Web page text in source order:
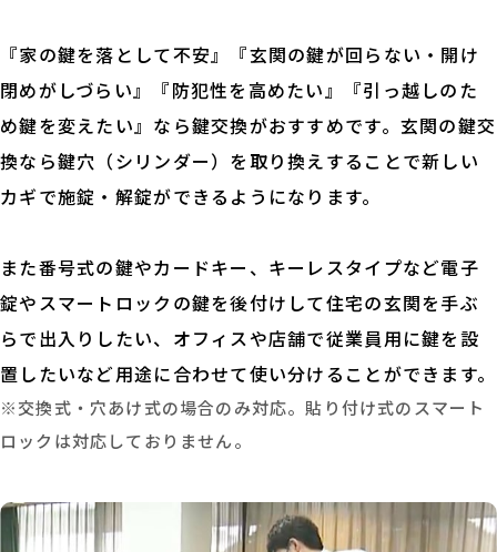
『家の鍵を落として不安』『玄関の鍵が回らない・開け
閉めがしづらい』『防犯性を高めたい』『引っ越しのた
め鍵を変えたい』なら鍵交換がおすすめです。玄関の鍵交
換なら鍵穴（シリンダー）を取り換えすることで新しい
カギで施錠・解錠ができるようになります。
また番号式の鍵やカードキー、キーレスタイプなど電子
錠やスマートロックの鍵を後付けして住宅の玄関を手ぶ
らで出入りしたい、オフィスや店舗で従業員用に鍵を設
置したいなど用途に合わせて使い分けることができます。
※交換式・穴あけ式の場合のみ対応。貼り付け式のスマート
ロックは対応しておりません。